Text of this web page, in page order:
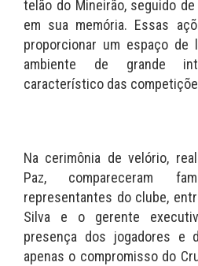
telão do Mineirão, seguido
em sua memória. Essas
proporcionar um espaço de
ambiente de grande
característico das
Na cerimônia de velório,
Paz, compareceram
representantes do clube,
Silva e o gerente
presença dos jogadores e
apenas o compromisso do